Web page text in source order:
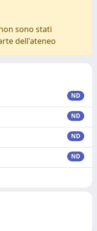
sono stati
dell'ateneo
ND
ND
ND
ND